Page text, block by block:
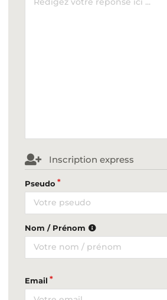
Inscription express
Pseudo
Nom / Prénom
Email